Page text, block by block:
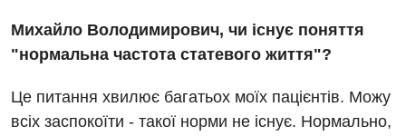
Михайло Володимирович, чи існує поняття
"нормальна частота статевого життя"?
Це питання хвилює багатьох моїх пацієнтів. Можу
всіх заспокоїти - такої норми не існує. Нормально,